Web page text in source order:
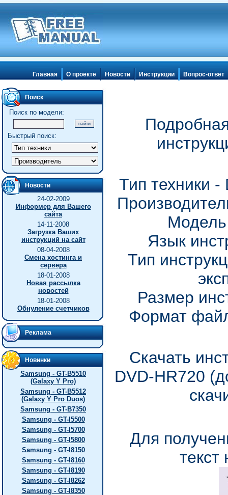
Главная О проекте Новости Инструкции Вопрос-ответ
Поиск
Поиск по модели:
Быстрый поиск:
Новости
24-02-2009
Информер для Вашего
сайта
14-11-2008
Загрузка Ваших
инструкций на сайт
08-04-2008
Смена хостинга и
сервера
18-01-2008
Новая рассылка
новостей
18-01-2008
Обнуление счетчиков
Реклама
Новинки
Samsung - GT-B5510
(Galaxy Y Pro)
Samsung - GT-B5512
(Galaxy Y Pro Duos)
Samsung - GT-B7350
Samsung - GT-I5500
Samsung - GT-I5700
Samsung - GT-I5800
Samsung - GT-I8150
Samsung - GT-I8160
Samsung - GT-I8190
Samsung - GT-I8262
Samsung - GT-I8350
Тип техники -
Язык
Тип
Размер
Формат
Скачать
DVD-HR720
Для
текст